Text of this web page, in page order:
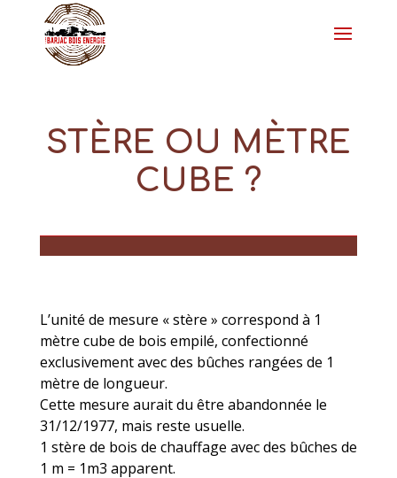
STÈRE OU MÈTRE
CUBE ?
L’unité de mesure « stère » correspond à 1
mètre cube de bois empilé, confectionné
exclusivement avec des bûches rangées de 1
mètre de longueur.
Cette mesure aurait du être abandonnée le
31/12/1977, mais reste usuelle.
1 stère de bois de chauffage avec des bûches de
1 m = 1m3 apparent.